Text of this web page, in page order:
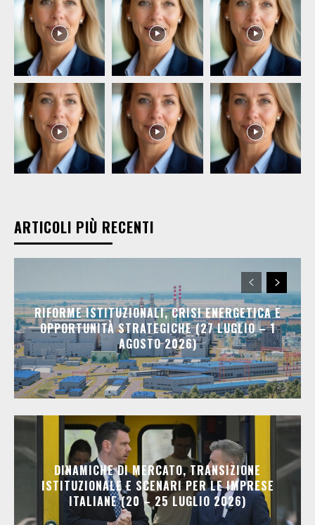
ARTICOLI PIÙ RECENTI
RIFORME ISTITUZIONALI, CRISI ENERGETICA E
OPPORTUNITÀ STRATEGICHE (27 LUGLIO – 1
AGOSTO 2026)
DINAMICHE DI MERCATO, TRANSIZIONE
ISTITUZIONALE E SCENARI PER LE IMPRESE
ITALIANE (20 – 25 LUGLIO 2026)